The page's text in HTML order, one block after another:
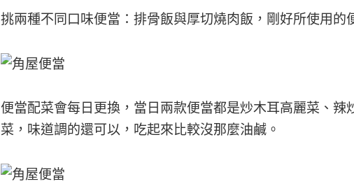
挑兩種不同口味便當：排骨飯與厚切燒肉飯，剛好所使用的
便當配菜會每日更換，當日兩款便當都是炒木耳高麗菜、辣
菜，味道調的還可以，吃起來比較沒那麼油鹹。